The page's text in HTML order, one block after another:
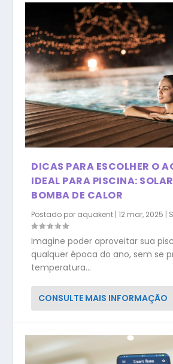
DICAS PARA ESCOLHER O
IDEAL PARA PISCINA:
BOMBA DE CALOR
Postado por aquakent |12 mar, 2025 |
Imagine poder aproveitar sua
qualquer época do ano, sem se
temperatura...
CONSULTE MAIS INFORMAÇÃO